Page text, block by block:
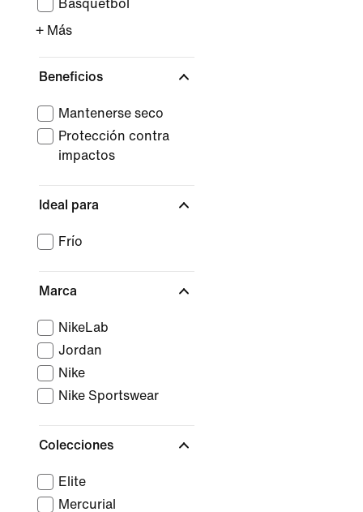
Básquetbol
+ Más
Beneficios
Mantenerse seco
Protección contra
impactos
Ideal para
Frío
Marca
NikeLab
Jordan
Nike
Nike Sportswear
Colecciones
Elite
Mercurial